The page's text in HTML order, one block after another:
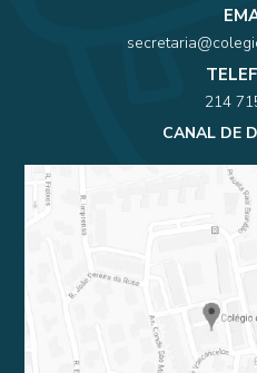
214
CANAL DE